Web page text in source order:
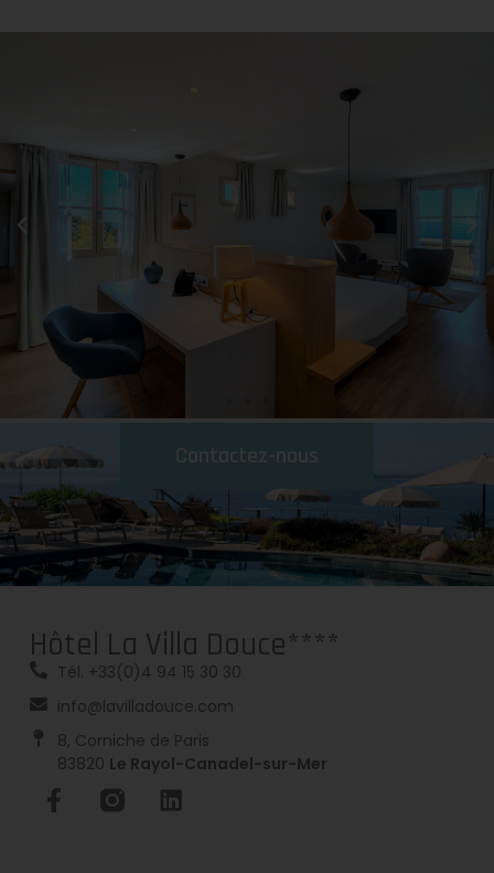
Contactez-nous
Hôtel La Villa Douce****
Tél. +33(0)4 94 15 30 30
info@lavilladouce.com
8, Corniche de Paris
83820 Le Rayol-Canadel-sur-Mer